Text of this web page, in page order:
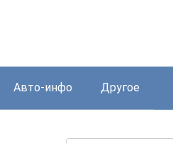
Авто-инфо Другое